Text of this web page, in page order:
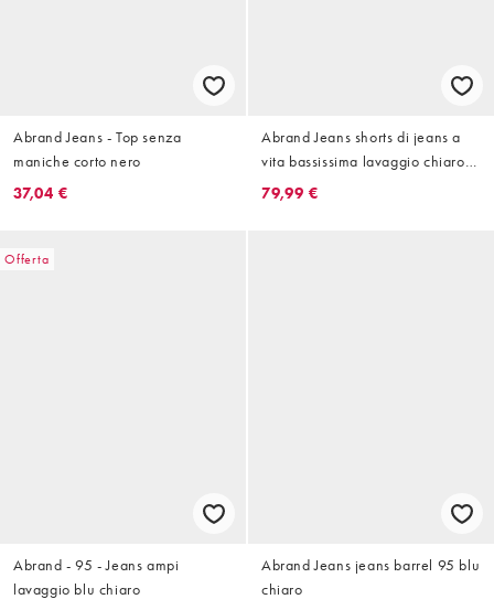
Abrand Jeans - Top senza
maniche corto nero
37,04 €
Abrand Jeans shorts di jeans a
vita bassissima lavaggio chiaro
blu
79,99 €
Offerta
Abrand - 95 - Jeans ampi
lavaggio blu chiaro
Abrand Jeans jeans barrel 95 blu
chiaro